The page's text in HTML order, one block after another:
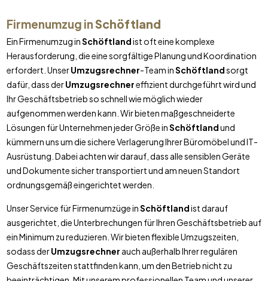
Firmenumzug inSchöftland
Ein Firmenumzug inSchöftlandist oft eine komplexe
Herausforderung, die eine sorgfältige Planung und Koordination
erfordert. UnserUmzugsrechner-Team inSchöftlandsorgt
dafür, dass derUmzugsrechnereffizient durchgeführt wird und
Ihr Geschäftsbetrieb so schnell wie möglich wieder
aufgenommen werden kann. Wir bieten maßgeschneiderte
Lösungen für Unternehmen jeder Größe inSchöftlandund
kümmern uns um die sichere Verlagerung Ihrer Büromöbel und IT-
Ausrüstung. Dabei achten wir darauf, dass alle sensiblen Geräte
und Dokumente sicher transportiert und am neuen Standort
ordnungsgemäß eingerichtet werden.
Unser Service für Firmenumzüge inSchöftlandist darauf
ausgerichtet, die Unterbrechungen für Ihren Geschäftsbetrieb auf
ein Minimum zu reduzieren. Wir bieten flexible Umzugszeiten,
sodass derUmzugsrechner auch außerhalb Ihrer regulären
Geschäftszeiten stattfinden kann, um den Betrieb nicht zu